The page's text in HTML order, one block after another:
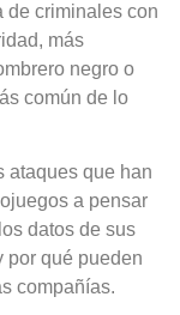
de criminales con
más
negro o
común de lo
ataques que han
a pensar
datos de sus
por qué pueden
compañías.